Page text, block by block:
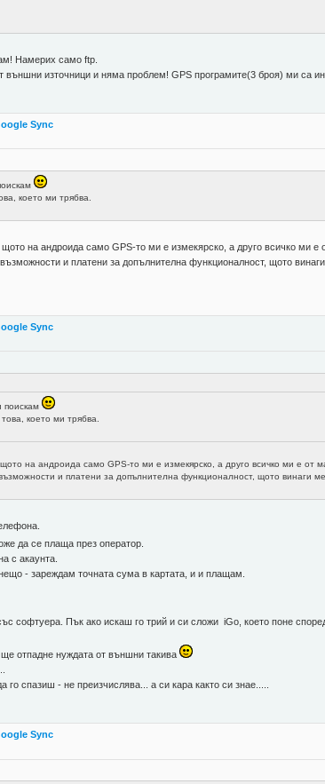
Намерих само ftp.
източници и няма проблем! GPS програмите(3 броя) ми са
Sync
което ми трябва.
на андроида само GPS-то ми е измекярско, а друго всичко ми е
и платени за допълнителна функционалност, щото
Sync
поискам
което ми трябва.
на андроида само GPS-то ми е измекярско, а друго всичко ми е от
и платени за допълнителна функционалност, щото винаги
да се плаща през оператор.
с акаунта.
- зареждам точната сума в картата, и и плащам.
софтуера. Пък ако искаш го трий и си сложи iGo, което поне
отпадне нуждата от външни такива
спазиш - не преизчислява... а си кара както си знае.....
Sync